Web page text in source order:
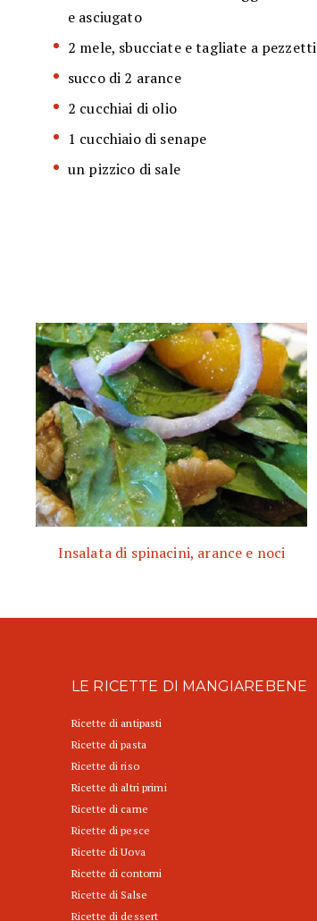
e asciugato
2 mele, sbucciate e tagliate a pezzetti
succo di 2 arance
2 cucchiai di olio
1 cucchiaio di senape
un pizzico di sale
Insalata di spinacini, arance e noci
LE RICETTE DI MANGIAREBENE
Ricette di antipasti
Ricette di pasta
Ricette di riso
Ricette di altri primi
Ricette di carne
Ricette di pesce
Ricette di Uova
Ricette di contorni
Ricette di Salse
Ricette di dessert